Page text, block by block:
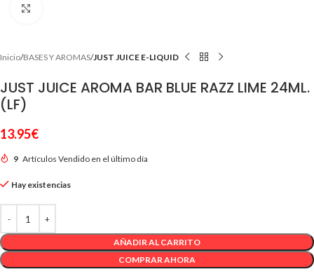
Inicio BASES Y AROMAS JUST JUICE E-LIQUID
JUST JUICE AROMA BAR BLUE RAZZ LIME 24ML.
(LF)
13.95€
9 Artículos Vendido en el último día
Hay existencias
AÑADIR AL CARRITO
COMPRAR AHORA